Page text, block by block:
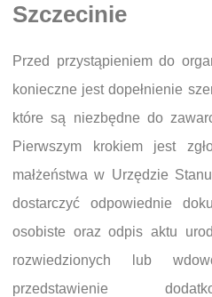
Szczecinie
Przed przystąpieniem do
konieczne jest dopełnienie
które są niezbędne do
Pierwszym krokiem jest
małżeństwa w Urzędzie
dostarczyć odpowiednie
osobiste oraz odpis aktu
rozwiedzionych lub
przedstawienie